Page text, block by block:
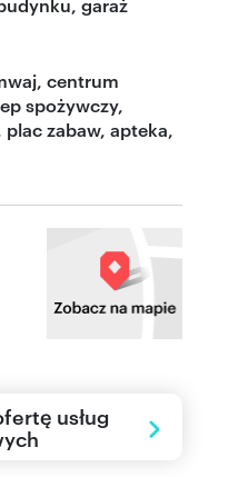
centrum
spożywczy,
zabaw, apteka,
usług